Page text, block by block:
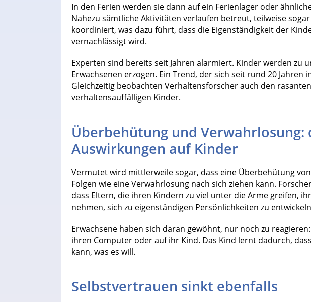
In den Ferien werden sie dann auf ein Ferienlager oder
Nahezu sämtliche Aktivitäten verlaufen betreut, teilweise
koordiniert, was dazu führt, dass die Eigenständigkeit der
vernachlässigt wird.
Experten sind bereits seit Jahren alarmiert. Kinder werden zu
Erwachsenen erzogen. Ein Trend, der sich seit rund 20 Jahren
Gleichzeitig beobachten Verhaltensforscher auch den
verhaltensauffälligen Kinder.
Überbehütung und Verwahrlosung:
Auswirkungen auf Kinder
Vermutet wird mittlerweile sogar, dass eine Überbehütung
Folgen wie eine Verwahrlosung nach sich ziehen kann.
dass Eltern, die ihren Kindern zu viel unter die Arme greifen,
nehmen, sich zu eigenständigen Persönlichkeiten zu
Erwachsene haben sich daran gewöhnt, nur noch zu
ihren Computer oder auf ihr Kind. Das Kind lernt dadurch,
kann, was es will.
Selbstvertrauen sinkt ebenfalls
Ihr Kind